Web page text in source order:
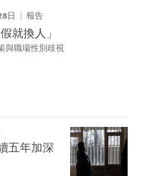
日 報告
就換人」
與職場性別歧視
五年加深